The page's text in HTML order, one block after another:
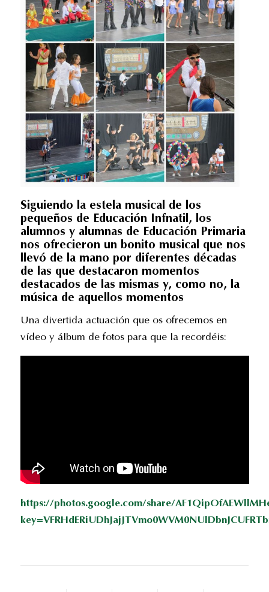
Siguiendo la estela musical de los
pequeños de Educación Infnatil, los
alumnos y alumnas de Educación Primaria
nos ofrecieron un bonito musical que nos
llevó de la mano por diferentes décadas
de las que destacaron momentos
destacados de las mismas y, como no, la
música de aquellos momentos
Una divertida actuación que os ofrecemos en
vídeo y álbum de fotos para que la recordéis:
https://photos.google.com/share/